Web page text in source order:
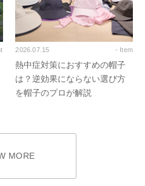
2026.07.15 - Item
熱中症対策におすすめの帽子
は？逆効果にならない選び方
を帽子のプロが解説
MORE